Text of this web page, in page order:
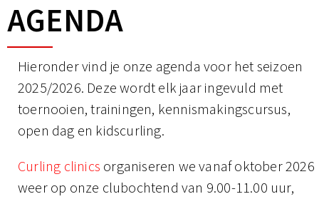
AGENDA
Hieronder vind je onze agenda voor het seizoen
2025/2026. Deze wordt elk jaar ingevuld met
toernooien, trainingen, kennismakingscursus,
open dag en kidscurling.
Curling clinics organiseren we vanaf oktober 2026
weer op onze clubochtend van 9.00-11.00 uur,